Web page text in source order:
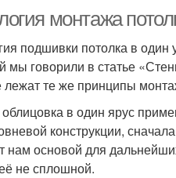
монтажа
подшивки потолка в один
мы говорили в статье
лежат те же принципы
в один ярус
конструкции,
нам основой для
не сплошной.